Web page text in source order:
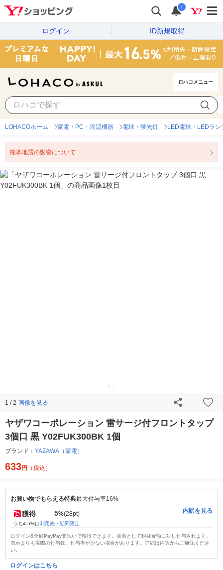
i
ログイン ID新規取得
ロハコメニュー
LOHACOホーム 家電・PC・周辺機器 電球・蛍光灯 LED電球・LEDラン
熊本地震の影響について
1 / 2 画像を見る
ヤザワコーポレーション 雷サージ付フロントタップ
3個口 黒 Y02FUK300BK 1個
ブランド： YAZAWA（家電）
633円 （税込）
お買い物でもらえる特典最大付与率16%
獲得 5%(28pt)
うち4.5%は利用先・期間限定
内訳を見る
ログイン&全額PayPay支払いで獲得できます。原則として税抜金額に対し付与されます。
表示よりも実際の付与数、付与率が少ない場合があります。詳細は内訳からご確認くださ
い。
ログインはこちら